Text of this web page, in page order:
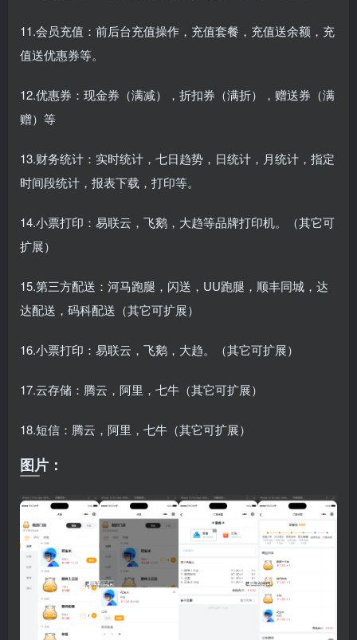
11.会员充值：前后台充值操作，充值套餐，充值送余额，充
值送优惠券等。
12.优惠券：现金券（满减），折扣券（满折），赠送券（满
赠）等
13.财务统计：实时统计，七日趋势，日统计，月统计，指定
时间段统计，报表下载，打印等。
14.小票打印：易联云，飞鹅，大趋等品牌打印机。（其它可
扩展）
15.第三方配送：河马跑腿，闪送，UU跑腿，顺丰同城，达
达配送，码科配送（其它可扩展）
16.小票打印：易联云，飞鹅，大趋。（其它可扩展）
17.云存储：腾云，阿里，七牛（其它可扩展）
18.短信：腾云，阿里，七牛（其它可扩展）
图片：